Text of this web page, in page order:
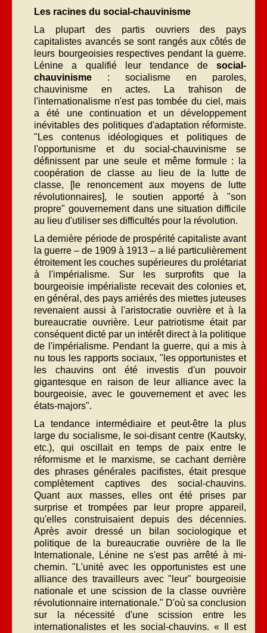
Les racines du social-chauvinisme
La plupart des partis ouvriers des pays
capitalistes avancés se sont rangés aux côtés de
leurs bourgeoisies respectives pendant la guerre.
Lénine a qualifié leur tendance desocial-
chauvinisme : socialisme en paroles,
chauvinisme en actes. La trahison de
l'internationalisme n'est pas tombée du ciel, mais
a été une continuation et un développement
inévitables des politiques d'adaptation réformiste.
"Les contenus idéologiques et politiques de
l'opportunisme et du social-chauvinisme se
définissent par une seule et même formule : la
coopération de classe au lieu de la lutte de
classe, [le renoncement aux moyens de lutte
révolutionnaires], le soutien apporté à "son
propre" gouvernement dans une situation difficile
au lieu d'utiliser ses difficultés pour la révolution.
La dernière période de prospérité capitaliste avant
la guerre – de 1909 à 1913 – a lié particulièrement
étroitement les couches supérieures du prolétariat
à l'impérialisme. Sur les surprofits que la
bourgeoisie impérialiste recevait des colonies et,
en général, des pays arriérés des miettes juteuses
revenaient aussi à l'aristocratie ouvrière et à la
bureaucratie ouvrière. Leur patriotisme était par
conséquent dicté par un intérêt direct à la politique
de l'impérialisme. Pendant la guerre, qui a mis à
nu tous les rapports sociaux, "les opportunistes et
les chauvins ont été investis d'un pouvoir
gigantesque en raison de leur alliance avec la
bourgeoisie, avec le gouvernement et avec les
états-majors".
La tendance intermédiaire et peut-être la plus
large du socialisme, le soi-disant centre (Kautsky,
etc.), qui oscillait en temps de paix entre le
réformisme et le marxisme, se cachant derrière
des phrases générales pacifistes, était presque
complètement captives des social-chauvins.
Quant aux masses, elles ont été prises par
surprise et trompées par leur propre appareil,
qu'elles construisaient depuis des décennies.
Après avoir dressé un bilan sociologique et
politique de la bureaucratie ouvrière de la IIe
Internationale, Lénine ne s'est pas arrêté à mi-
chemin. "L'unité avec les opportunistes est une
alliance des travailleurs avec "leur" bourgeoisie
nationale et une scission de la classe ouvrière
révolutionnaire internationale." D'où sa conclusion
sur la nécessité d'une scission entre les
internationalistes et les social-chauvins. « Il est